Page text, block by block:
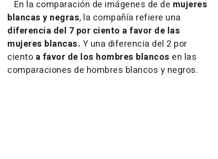
En la comparación de imágenes de de mujeres
blancas y negras, la compañía refiere una
diferencia del 7 por ciento a favor de las
mujeres blancas. Y una diferencia del 2 por
ciento a favor de los hombres blancos en las
comparaciones de hombres blancos y negros.